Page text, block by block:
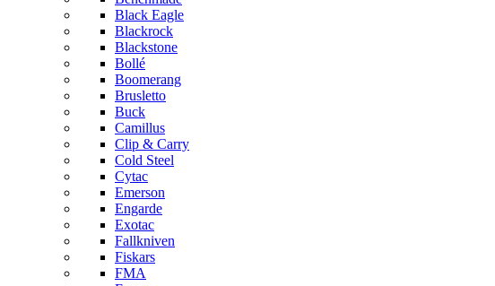
Black Eagle
Blackrock
Blackstone
Bollé
Boomerang
Brusletto
Buck
Camillus
Clip & Carry
Cold Steel
Cytac
Emerson
Engarde
Exotac
Fallkniven
Fiskars
FMA